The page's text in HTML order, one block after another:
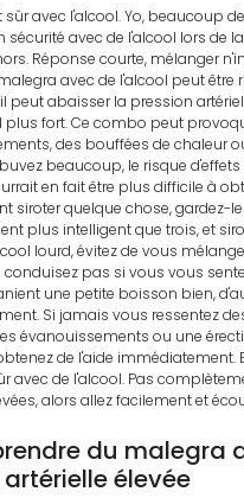
sûr avec l'alcool. Yo, beaucoup
sécurité avec de l'alcool lors de
Réponse courte, mélanger
avec de l'alcool peut être
peut abaisser la pression
plus fort. Ce combo peut
des bouffées de chaleur
beaucoup, le risque
en fait être plus difficile à
siroter quelque chose, gardez-le
plus intelligent que trois, et
lourd, évitez de vous
conduisez pas si vous vous
une petite boisson bien,
Si jamais vous ressentez
évanouissements ou une
de l'aide immédiatement.
avec de l'alcool. Pas
alors allez facilement et
du malegra
élevée